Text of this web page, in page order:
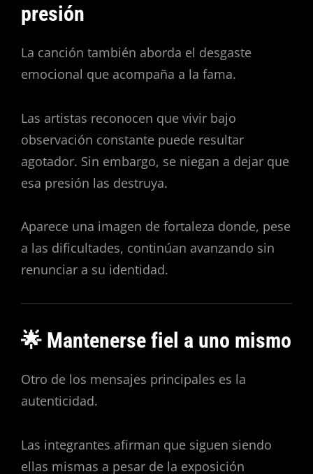
presión
La canción también aborda el desgaste
emocional que acompaña a la fama.
Las artistas reconocen que vivir bajo
observación constante puede resultar
agotador. Sin embargo, se niegan a dejar que
esa presión las destruya.
Aparece una imagen de fortaleza donde, pese
a las dificultades, continúan avanzando sin
renunciar a su identidad.
🌟 Mantenerse fiel a uno mismo
Otro de los mensajes principales es la
autenticidad.
Las integrantes afirman que siguen siendo
ellas mismas a pesar de la exposición